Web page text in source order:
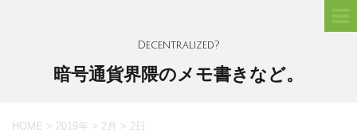
Decentralized?
暗号通貨界隈のメモ書きなど。
HOME > 2019年 > 2月 > 2日